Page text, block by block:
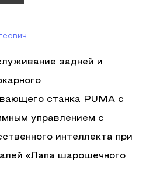
задней и
станка PUMA с
управлением с
интеллекта при
«Лапа шарошечного